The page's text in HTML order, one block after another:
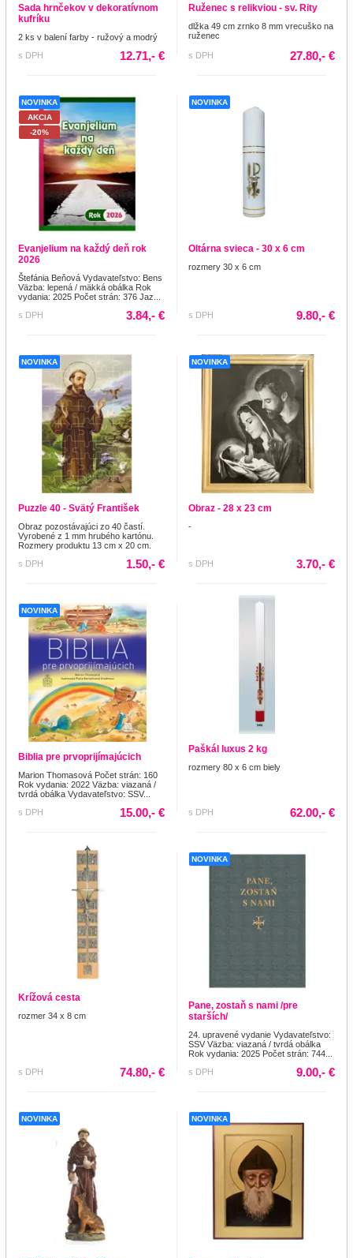
Sada hrnčekov v dekoratívnom
kufríku
2 ks v balení farby - ružový a modrý
s DPH
12.71,- €
Ruženec s relikviou - sv. Rity
dlžka 49 cm zrnko 8 mm vrecuško na
ruženec
s DPH 27.80,- €
NOVINKA
AKCIA
-20%
Evanjelium na každý deň rok
2026
Štefánia Beňová Vydavateľstvo: Bens
Väzba: lepená / mäkká obálka Rok
vydania: 2025 Počet strán: 376 Jaz...
s DPH
3.84,- €
NOVINKA
Oltárna svieca - 30 x 6 cm
rozmery 30 x 6 cm
s DPH 9.80,- €
NOVINKA
Puzzle 40 - Svätý František
Obraz pozostávajúci zo 40 častí.
Vyrobené z 1 mm hrubého kartónu.
Rozmery produktu 13 cm x 20 cm.
s DPH
1.50,- €
NOVINKA
Obraz - 28 x 23 cm
-
s DPH 3.70,- €
NOVINKA
Biblia pre prvoprijímajúcich
Marion Thomasová Počet strán: 160
Rok vydania: 2022 Väzba: viazaná /
tvrdá obálka Vydavateľstvo: SSV...
s DPH
15.00,- €
Paškál luxus 2 kg
rozmery 80 x 6 cm biely
s DPH 62.00,- €
Krížová cesta
rozmer 34 x 8 cm
s DPH 74.80,- €
NOVINKA
Pane, zostaň s nami /pre
starších/
24. upravené vydanie Vydavateľstvo:
SSV Väzba: viazaná / tvrdá obálka
Rok vydania: 2025 Počet strán: 744...
s DPH
9.00,- €
NOVINKA NOVINKA